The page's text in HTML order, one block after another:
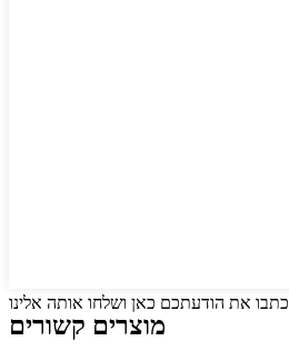
כתבו את הודעתכם כאן ושלחו אותה אלינו
מוצרים קשורים